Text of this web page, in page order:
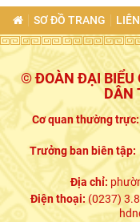
SƠ ĐỒ TRANG
© ĐOÀN ĐẠI BIỂU
DÂN
Cơ quan thường
Trưởng ban biên tập:
Địa chỉ:
Điện thoại: (0237)